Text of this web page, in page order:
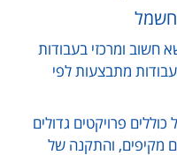
חשמל
חשוב ומרכזי בעבודות
מתבצעות לפי
פרויקטים גדולים
מקיפים, והתקנה של